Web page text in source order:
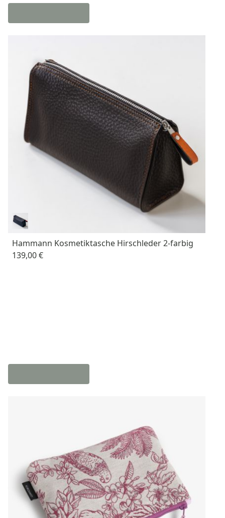
Hammann Kosmetiktasche Hirschleder 2-farbig
139,00 €